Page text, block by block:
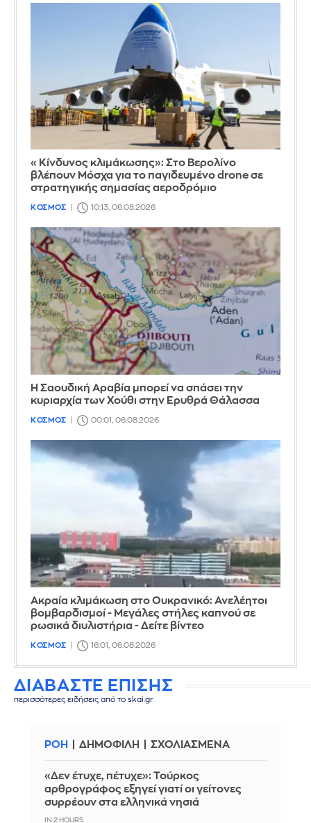
«Κίνδυνος κλιμάκωσης»: Στο Βερολίνο
βλέπουν Μόσχα για το παγιδευμένο drone σε
στρατηγικής σημασίας αεροδρόμιο
ΚΟΣΜΟΣ 10:13, 06.08.2026
Η Σαουδική Αραβία μπορεί να σπάσει την
κυριαρχία των Χούθι στην Ερυθρά Θάλασσα
ΚΟΣΜΟΣ 00:01, 06.08.2026
Ακραία κλιμάκωση στο Ουκρανικό: Ανελέητοι
βομβαρδισμοί - Μεγάλες στήλες καπνού σε
ρωσικά διυλιστήρια - Δείτε βίντεο
ΚΟΣΜΟΣ 16:01, 06.08.2026
ΔΙΑΒΑΣΤΕ ΕΠΙΣΗΣ
περισσότερες ειδήσεις από το skai.gr
ΡΟΗ ΔΗΜΟΦΙΛΗ ΣΧΟΛΙΑΣΜΕΝΑ
«Δεν έτυχε, πέτυχε»: Τούρκος
αρθρογράφος εξηγεί γιατί οι γείτονες
συρρέουν στα ελληνικά νησιά
IN 2 HOURS